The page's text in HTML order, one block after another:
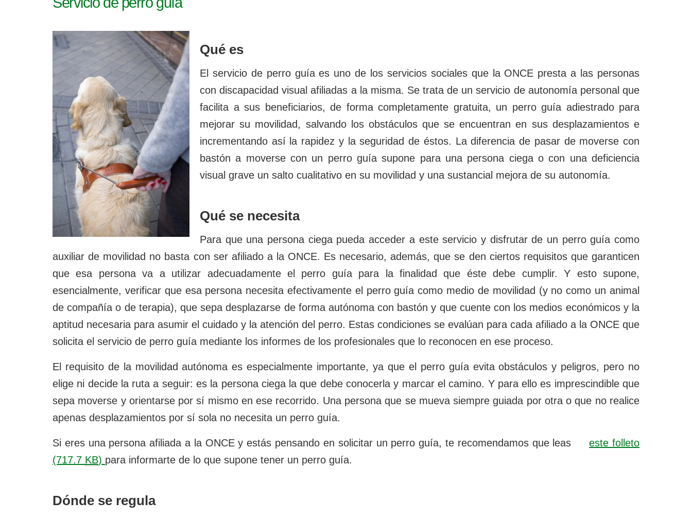
e
t
á
u
Qué es
El servicio de perro guía es uno de los servicios sociales que la ONCE presta a las personas
con discapacidad visual afiliadas a la misma. Se trata de un servicio de autonomía personal que
facilita a sus beneficiarios, de forma completamente gratuita, un perro guía adiestrado para
mejorar su movilidad, salvando los obstáculos que se encuentran en sus desplazamientos e
incrementando así la rapidez y la seguridad de éstos. La diferencia de pasar de moverse con
bastón a moverse con un perro guía supone para una persona ciega o con una deficiencia
visual grave un salto cualitativo en su movilidad y una sustancial mejora de su autonomía.
Qué se necesita
Para que una persona ciega pueda acceder a este servicio y disfrutar de un perro guía como
auxiliar de movilidad no basta con ser afiliado a la ONCE. Es necesario, además, que se den ciertos requisitos que garanticen
que esa persona va a utilizar adecuadamente el perro guía para la finalidad que éste debe cumplir. Y esto supone,
esencialmente, verificar que esa persona necesita efectivamente el perro guía como medio de movilidad (y no como un animal
de compañía o de terapia), que sepa desplazarse de forma autónoma con bastón y que cuente con los medios económicos y la
aptitud necesaria para asumir el cuidado y la atención del perro. Estas condiciones se evalúan para cada afiliado a la ONCE que
solicita el servicio de perro guía mediante los informes de los profesionales que lo reconocen en ese proceso.
El requisito de la movilidad autónoma es especialmente importante, ya que el perro guía evita obstáculos y peligros, pero no
elige ni decide la ruta a seguir: es la persona ciega la que debe conocerla y marcar el camino. Y para ello es imprescindible que
sepa moverse y orientarse por sí mismo en ese recorrido. Una persona que se mueva siempre guiada por otra o que no realice
apenas desplazamientos por sí sola no necesita un perro guía.
Si eres una persona afiliada a la ONCE y estás pensando en solicitar un perro guía, te recomendamos que leas
este folleto
(717.7 KB) para informarte de lo que supone tener un perro guía.
Dónde se regula